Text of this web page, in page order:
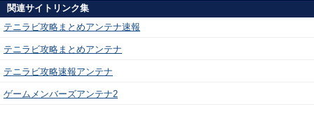
関連サイトリンク集
テニラビ攻略まとめアンテナ速報
テニラビ攻略まとめアンテナ
テニラビ攻略速報アンテナ
ゲームメンバーズアンテナ2